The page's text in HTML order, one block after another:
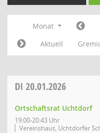
Monat
Aktuell
DI 20.01.2026
Ortschaftsrat Uchtdorf
19:00-20:43 Uhr
Vereinshaus, Uchtdorfer